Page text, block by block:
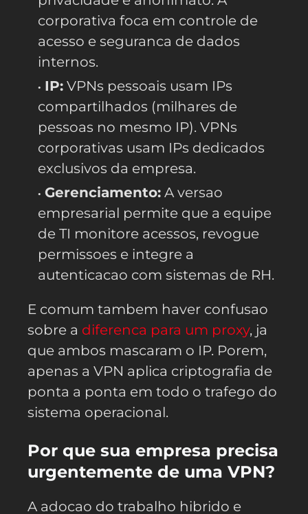
corporativa foca em controle de
acesso e seguranca de dados
internos.
IP: VPNs pessoais usam IPs
compartilhados (milhares de
pessoas no mesmo IP). VPNs
corporativas usam IPs dedicados
exclusivos da empresa.
Gerenciamento: A versao
empresarial permite que a equipe
de TI monitore acessos, revogue
permissoes e integre a
autenticacao com sistemas de RH.
E comum tambem haver confusao
sobre a diferenca para um proxy, ja
que ambos mascaram o IP. Porem,
apenas a VPN aplica criptografia de
ponta a ponta em todo o trafego do
sistema operacional.
Por que sua empresa precisa
urgentemente de uma VPN?
A adocao do trabalho hibrido e